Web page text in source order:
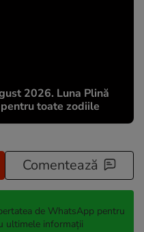
2026. Luna Plină
toate zodiile
Comentează
de WhatsApp pentru
ultimele informații